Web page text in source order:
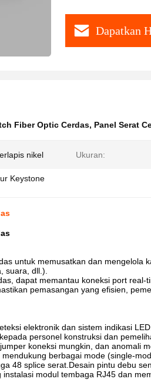
Dapatkan
Fiber Optic Cerdas, Panel Serat
nikel Ukuran:
Keystone
untuk memusatkan dan mengelola
suara, dll.).
dapat memantau koneksi port
pemasangan yang efisien,
elektronik dan sistem indikasi
personel konstruksi dan
koneksi mungkin, dan anomali
berbagai mode (single-
48 splice serat.Desain pintu debu
modul tembaga RJ45 dan